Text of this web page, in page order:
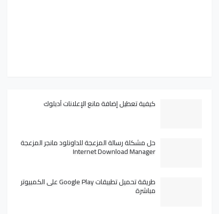
كيفية تعطيل إضافة مانع الإعلانات آدبلوك
حل مشكلة رسالة المزعجة للداونلود مانجر المزعجة
Internet Download Manager
طريقة تحميل تطبيقات Google Play على الكمبيوتر
مباشرة